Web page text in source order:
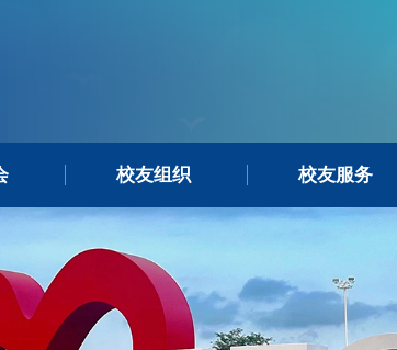
校友组织 校友服务